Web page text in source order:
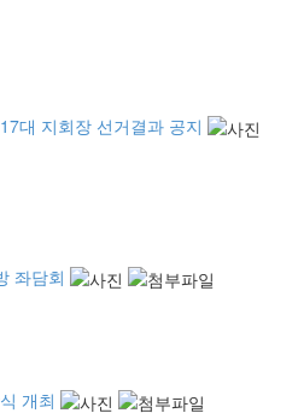
대 지회장 선거결과 공지
좌담회
개최